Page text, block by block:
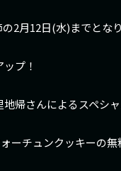
2月12日(水)までとなり
プ！
帰さんによるスペシ
ーチュンクッキーの無